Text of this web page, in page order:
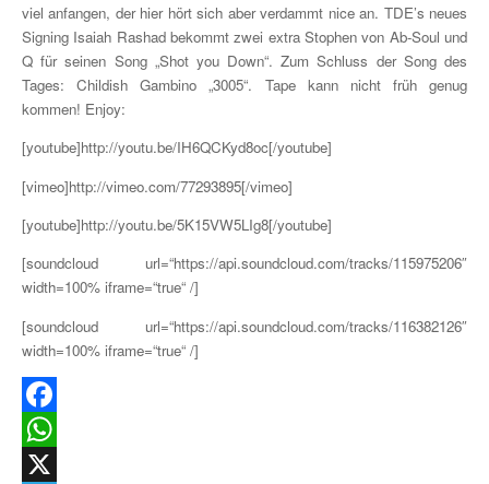
viel anfangen, der hier hört sich aber verdammt nice an. TDE’s neues
Signing Isaiah Rashad bekommt zwei extra Stophen von Ab-Soul und
Q für seinen Song „Shot you Down“. Zum Schluss der Song des
Tages: Childish Gambino „3005“. Tape kann nicht früh genug
kommen! Enjoy:
[youtube]http://youtu.be/IH6QCKyd8oc[/youtube]
[vimeo]http://vimeo.com/77293895[/vimeo]
[youtube]http://youtu.be/5K15VW5LIg8[/youtube]
[soundcloud url=“https://api.soundcloud.com/tracks/115975206″
width=100% iframe=“true“ /]
[soundcloud url=“https://api.soundcloud.com/tracks/116382126″
width=100% iframe=“true“ /]
Facebook
WhatsApp